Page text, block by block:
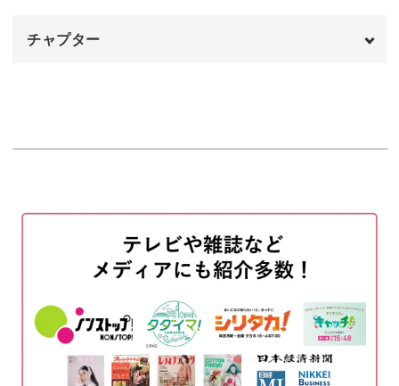
チャプター
逆光を用いた写真
玉ボケを用いた写真
ガラス越しの写真 07:14
中判フィルムで撮影した写真